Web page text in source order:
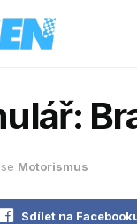
Motorismus
Sdílet na